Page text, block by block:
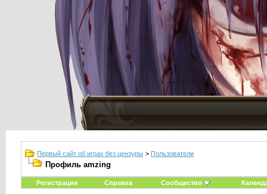
Первый сайт об играх без цензуры > Пользователи
Профиль amzing
Регистрация Справка Сообщество